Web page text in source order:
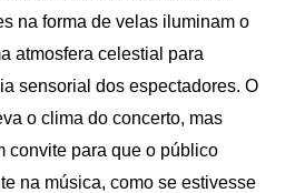
na forma de velas iluminam o
atmosfera celestial para
sensorial dos espectadores. O
o clima do concerto, mas
convite para que o público
na música, como se estivesse